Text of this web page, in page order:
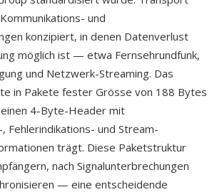
und
konzipiert, in denen Datenverlust
möglich ist — etwa Fernsehrundfunk,
und Netzwerk-Streaming. Das
in Pakete fester Grösse von 188 Bytes
4-Byte-Header mit
Fehlerindikations- und Stream-
trägt. Diese Paketstruktur
nach Signalunterbrechungen
— eine entscheidende